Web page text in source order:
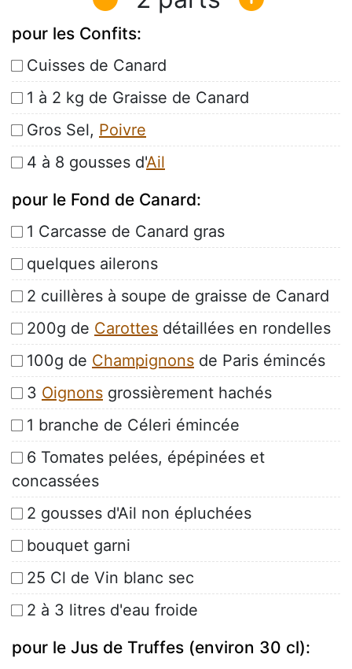
pour les Confits:
Cuisses de Canard
1 à 2 kg de Graisse de Canard
Gros Sel, Poivre
4 à 8 gousses d'Ail
pour le Fond de Canard:
1 Carcasse de Canard gras
quelques ailerons
2 cuillères à soupe de graisse de Canard
200g de Carottes détaillées en rondelles
100g de Champignons de Paris émincés
3 Oignons grossièrement hachés
1 branche de Céleri émincée
6 Tomates pelées, épépinées et
concassées
2 gousses d'Ail non épluchées
bouquet garni
25 Cl de Vin blanc sec
2 à 3 litres d'eau froide
pour le Jus de Truffes (environ 30 cl):